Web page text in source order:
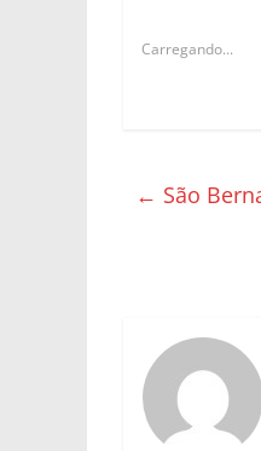
Carregando...
← São